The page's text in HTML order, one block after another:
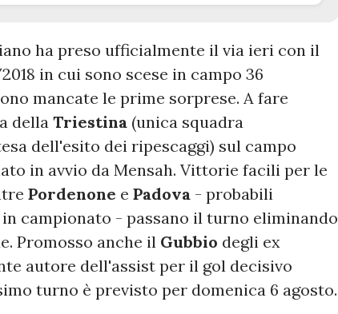
ha preso ufficialmente il via ieri con il
in cui sono scese in campo 36
mancate le prime sorprese. A fare
della Triestina (unica squadra
dell'esito dei ripescaggi) sul campo
in avvio da Mensah. Vittorie facili per le
Pordenone e Padova - probabili
campionato - passano il turno eliminando
Promosso anche il Gubbio degli ex
autore dell'assist per il gol decisivo
turno è previsto per domenica 6 agosto.